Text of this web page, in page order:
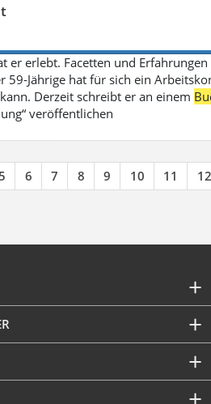
er erlebt. Facetten und
59-Jährige hat für sich ein
Derzeit schreibt er an einem
veröffentlichen
6 7 8 9 10 11 12